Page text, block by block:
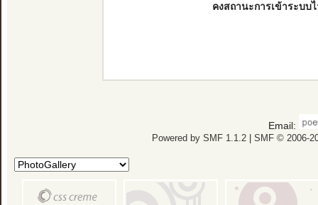
คงสถานะการเข้าระบบ
Email:
Powered by SMF 1.1.2| SMF © 2006-